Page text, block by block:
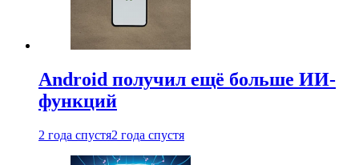
Android получил ещё больше ИИ-
функций
2 года спустя2 года спустя